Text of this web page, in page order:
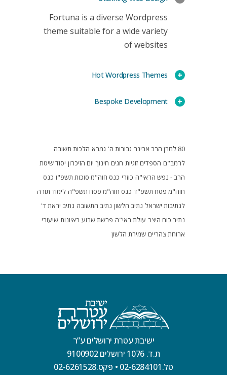
Fortuna is a diverse Wordpress
theme suitable for a wide variety
of websites
Hot Wordpress Themes
Bespoke Development
80 למרן הרב אבינר גבורות ה' גמרא הלכות תשובה
לרמב"ם הספדים זוגיות חגים חינוך יום הזיכרון יסוד שיטת
הרב - נפש הראי"ה כוזרי כנס חוה"מ סוכות תשפ"ו כנס
חוה"מ פסח תשפ"ד כנס חוה"מ פסח תשפ"ה לימוד תורה
לנתיבות ישראל נתיב הלשון נתיב התשובה נתיב יראת ד'
נתיב כוח היצר עולת ראי"ה פרשת שבוע ראיונות שיעורי
ארוחת צהריים שמירת הלשון
ישיבת עטרת ירושלים ע”ר
ת.ד. 1076 ירושלים 9100902
טל.02-6284101
• פקס.02-6261528